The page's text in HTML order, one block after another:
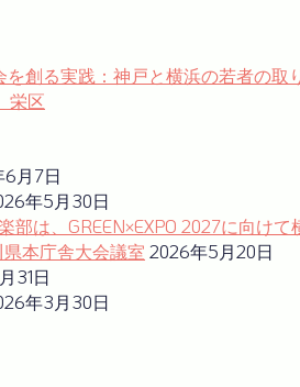
を創る実践：神戸と横浜の若者の取
栄区
月7日
年5月30日
は、GREEN×EXPO 2027に向け
本庁舎大会議室 2026年5月20日
31日
年3月30日